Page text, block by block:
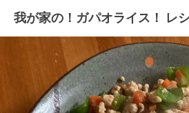
我が家の！ガパオライス！ レ